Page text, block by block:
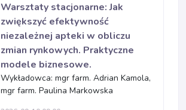
Warsztaty stacjonarne: Jak
zwiększyć efektywność
niezależnej apteki w obliczu
zmian rynkowych. Praktyczne
modele biznesowe.
Wykładowca: mgr farm. Adrian Kamola,
mgr farm. Paulina Markowska